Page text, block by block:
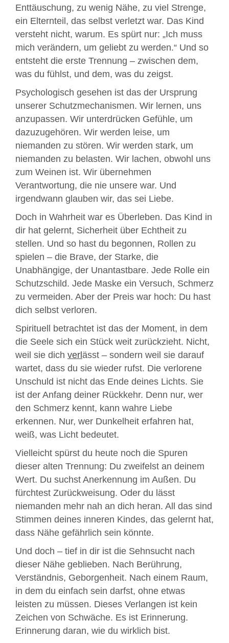
Enttäuschung, zu wenig Nähe, zu viel Strenge,
ein Elternteil, das selbst verletzt war. Das Kind
versteht nicht, warum. Es spürt nur: „Ich muss
mich verändern, um geliebt zu werden.“ Und so
entsteht die erste Trennung – zwischen dem,
was du fühlst, und dem, was du zeigst.
Psychologisch gesehen ist das der Ursprung
unserer Schutzmechanismen. Wir lernen, uns
anzupassen. Wir unterdrücken Gefühle, um
dazuzugehören. Wir werden leise, um
niemanden zu stören. Wir werden stark, um
niemanden zu belasten. Wir lachen, obwohl uns
zum Weinen ist. Wir übernehmen
Verantwortung, die nie unsere war. Und
irgendwann glauben wir, das sei Liebe.
Doch in Wahrheit war es Überleben. Das Kind in
dir hat gelernt, Sicherheit über Echtheit zu
stellen. Und so hast du begonnen, Rollen zu
spielen – die Brave, der Starke, die
Unabhängige, der Unantastbare. Jede Rolle ein
Schutzschild. Jede Maske ein Versuch, Schmerz
zu vermeiden. Aber der Preis war hoch: Du hast
dich selbst verloren.
Spirituell betrachtet ist das der Moment, in dem
die Seele sich ein Stück weit zurückzieht. Nicht,
weil sie dich verlässt – sondern weil sie darauf
wartet, dass du sie wieder rufst. Die verlorene
Unschuld ist nicht das Ende deines Lichts. Sie
ist der Anfang deiner Rückkehr. Denn nur, wer
den Schmerz kennt, kann wahre Liebe
erkennen. Nur, wer Dunkelheit erfahren hat,
weiß, was Licht bedeutet.
Vielleicht spürst du heute noch die Spuren
dieser alten Trennung: Du zweifelst an deinem
Wert. Du suchst Anerkennung im Außen. Du
fürchtest Zurückweisung. Oder du lässt
niemanden mehr nah an dich heran. All das sind
Stimmen deines inneren Kindes, das gelernt hat,
dass Nähe gefährlich sein könnte.
Und doch – tief in dir ist die Sehnsucht nach
dieser Nähe geblieben. Nach Berührung,
Verständnis, Geborgenheit. Nach einem Raum,
in dem du einfach sein darfst, ohne etwas
leisten zu müssen. Dieses Verlangen ist kein
Zeichen von Schwäche. Es ist Erinnerung.
Erinnerung daran, wie du wirklich bist.